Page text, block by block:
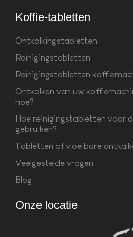
Koffie-tabletten
Ontkalkingstabletten
Reinigingstabletten
Reinigingstabletten
Ontkalken van uw
hoe?
Hoe reinigingstabletten voor
gebruiken?
Tabletten of vloeibare
Veelgestelde vragen
Blog
Onze locatie